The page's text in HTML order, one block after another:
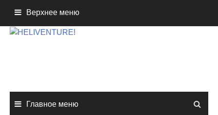
содержимому
Верхнее меню
Главное меню